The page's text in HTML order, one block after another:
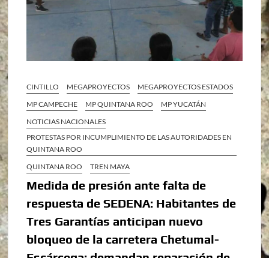
CINTILLO MEGAPROYECTOS
MEGAPROYECTOS ESTADOS
MP CAMPECHE
MP QUINTANA ROO
MP YUCATÁN
NOTICIAS NACIONALES
PROTESTAS POR INCUMPLIMIENTO DE LAS AUTORIDADES EN
QUINTANA ROO
QUINTANA ROO
TREN MAYA
Medida de presión ante falta de
respuesta de SEDENA: Habitantes de
Tres Garantías anticipan nuevo
bloqueo de la carretera Chetumal-